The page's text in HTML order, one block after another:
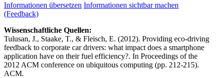
Informationen übersetzen Informationen sichtbar machen
(Feedback)
Wissenschaftliche Quellen:
Tulusan, J., Staake, T., & Fleisch, E. (2012). Providing eco-driving
feedback to corporate car drivers: what impact does a smartphone
application have on their fuel efficiency?. In Proceedings of the
2012 ACM conference on ubiquitous computing (pp. 212-215).
ACM.